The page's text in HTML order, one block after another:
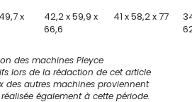
x
42,2 x 59,9 x
66,6
41 x 58,2 x 77
des machines Pleyce
lors de la rédaction de cet article
des autres machines proviennent
également à cette période.